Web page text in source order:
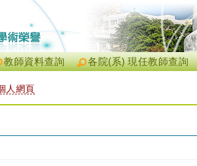
各院(系) 現任教師查詢
教師資料查詢
人網頁